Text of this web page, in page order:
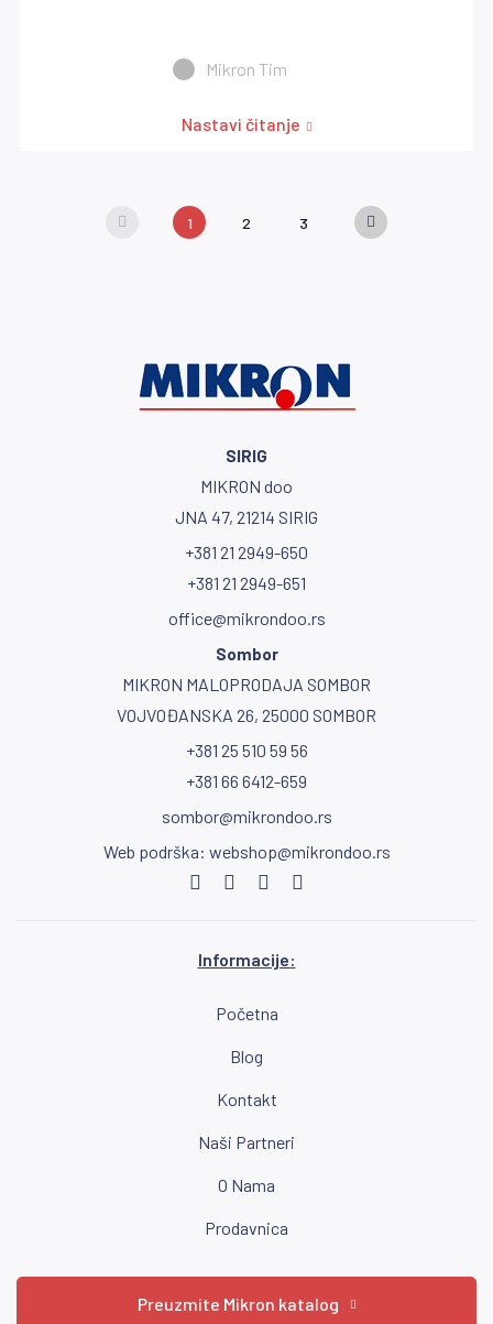
Mikron Tim
Nastavi čitanje
1 2 3
SIRIG
MIKRON doo
JNA 47, 21214 SIRIG
+381 21 2949-650
+381 21 2949-651
office@mikrondoo.rs
Sombor
MIKRON MALOPRODAJA SOMBOR
VOJVOĐANSKA 26, 25000 SOMBOR
+381 25 510 59 56
+381 66 6412-659
sombor@mikrondoo.rs
Web podrška: webshop@mikrondoo.rs
Informacije:
Početna
Blog
Kontakt
Naši Partneri
O Nama
Prodavnica
Preuzmite Mikron katalog